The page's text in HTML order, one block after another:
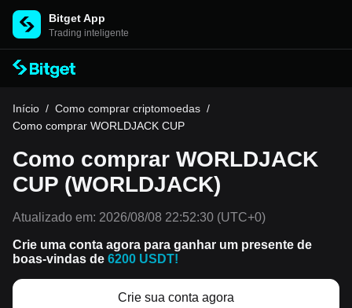
Bitget App
Trading inteligente
Início / Como comprar criptomoedas /
Como comprar WORLDJACK CUP
Como comprar WORLDJACK
CUP (WORLDJACK)
Atualizado em: 2026/08/08 22:52:30 (UTC+0)
Crie uma conta agora para ganhar um presente de
boas-vindas de 6200 USDT!
Crie sua conta agora